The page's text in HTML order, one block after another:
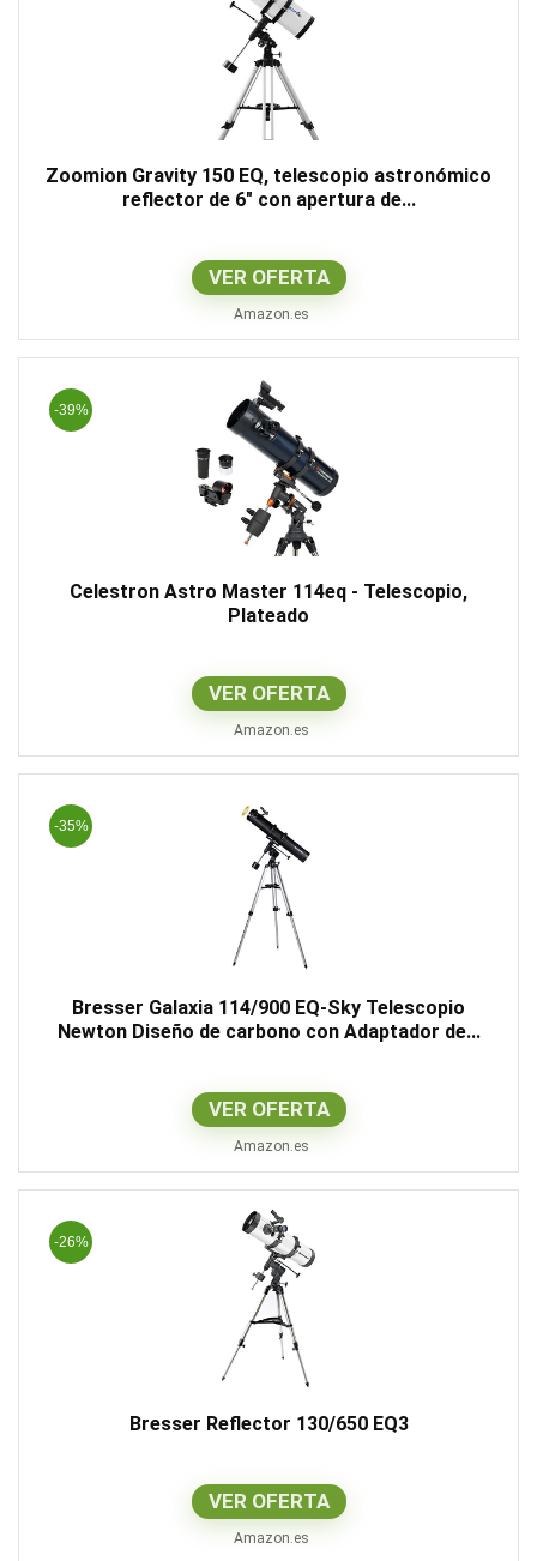
Zoomion Gravity 150 EQ, telescopio astronómico
reflector de 6" con apertura de...
VER OFERTA
Amazon.es
-39%
Celestron Astro Master 114eq - Telescopio,
Plateado
VER OFERTA
Amazon.es
-35%
Bresser Galaxia 114/900 EQ-Sky Telescopio
Newton Diseño de carbono con Adaptador de...
VER OFERTA
Amazon.es
-26%
Bresser Reflector 130/650 EQ3
VER OFERTA
Amazon.es